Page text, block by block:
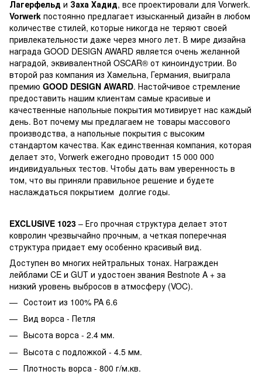
Лагерфельд и Заха Хадид, все проектировали для Vorwerk.
Vorwerk постоянно предлагает изысканный дизайн в любом
количестве стилей, которые никогда не теряют своей
привлекательности даже через много лет. В мире дизайна
награда GOOD DESIGN AWARD является очень желанной
наградой, эквивалентной OSCAR® от киноиндустрии. Во
второй раз компания из Хамельна, Германия, выиграла
премию GOOD DESIGN AWARD. Настойчивое стремление
предоставить нашим клиентам самые красивые и
качественные напольные покрытия мотивирует нас каждый
день. Вот почему мы предлагаем не товары массового
производства, а напольные покрытия с высоким
стандартом качества. Как единственная компания, которая
делает это, Vorwerk ежегодно проводит 15 000 000
индивидуальных тестов. Чтобы дать вам уверенность в
том, что вы приняли правильное решение и будете
наслаждаться покрытием долгие годы.
EXCLUSIVE 1023 – Его прочная структура делает этот
ковролин чрезвычайно прочным, а четкая поперечная
структура придает ему особенно красивый вид.
Доступен во многих нейтральных тонах. Награжден
лейблами CE и GUT и удостоен звания Bestnote A + за
низкий уровень выбросов в атмосферу (VOC).
Состоит из 100% PA 6.6
Вид ворса - Петля
Высота ворса - 2.4 мм.
Высота с подложкой - 4.5 мм.
Плотность ворса - 800 г/м.кв.